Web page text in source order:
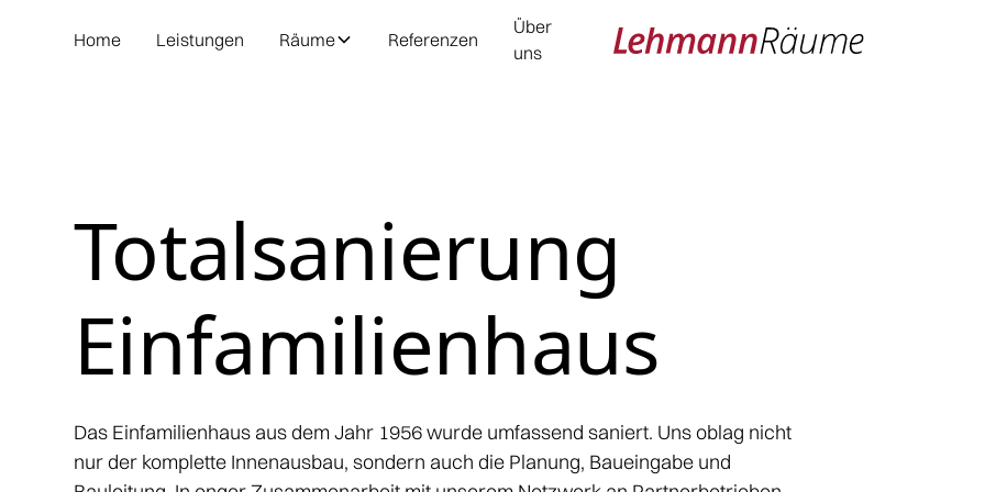
Home Leistungen Räume Referenzen
Über
uns
Totalsanierung
Einfamilienhaus
Das Einfamilienhaus aus dem Jahr 1956 wurde umfassend saniert. Uns oblag nicht
nur der komplette Innenausbau, sondern auch die Planung, Baueingabe und